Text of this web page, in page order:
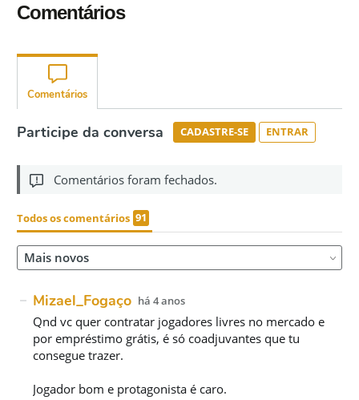
Comentários